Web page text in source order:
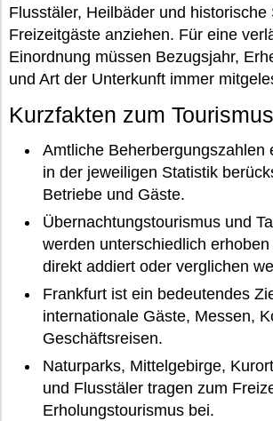
Flusstäler, Heilbäder und historische
Freizeitgäste anziehen. Für eine
Einordnung müssen Bezugsjahr,
und Art der Unterkunft immer
Kurzfakten zum
Amtliche Beherbergungszahlen
in der jeweiligen Statistik
Betriebe und Gäste.
Übernachtungstourismus und
werden unterschiedlich
direkt addiert oder verglichen
Frankfurt ist ein bedeutendes
internationale Gäste, Messen,
Geschäftsreisen.
Naturparks, Mittelgebirge,
und Flusstäler tragen zum
Erholungstourismus bei.